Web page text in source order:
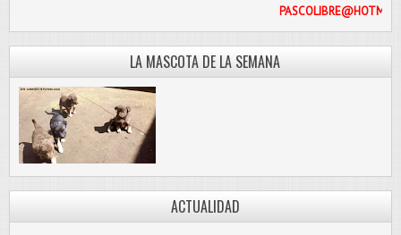
LA MASCOTA DE LA SEMANA
ACTUALIDAD